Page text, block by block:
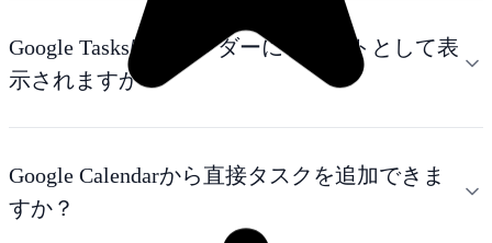
Google Tasksはカレンダーにイベントとして表
示されますか？
Google Calendarから直接タスクを追加できま
すか？